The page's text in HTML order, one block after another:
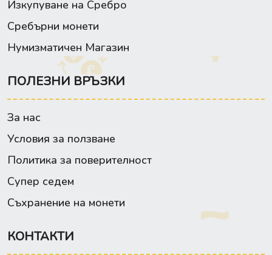
Изкупуване на Сребро
Сребърни монети
Нумизматичен Магазин
ПОЛЕЗНИ ВРЪЗКИ
За нас
Условия за ползване
Политика за поверителност
Супер седем
Съхранение на монети
КОНТАКТИ